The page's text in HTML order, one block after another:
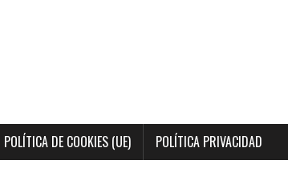
POLÍTICA DE COOKIES (UE) POLÍTICA PRIVACIDAD